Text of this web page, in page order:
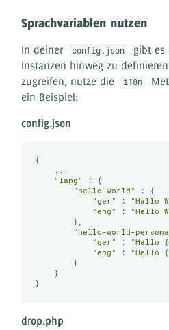
Sprachvariablen nutzen
In deiner config.json
gibt es
Instanzen hinweg zu
zugreifen, nutze die
i18n
ein Beispiel:
config.json
{
    ...
"lang"
: {
"hello-world"
: {
"ger"
: "Hallo
"eng"
:
"Hello
        },
"hello-world-
"ger"
: "Hallo
"eng"
: "Hello
        }
    }
drop.php